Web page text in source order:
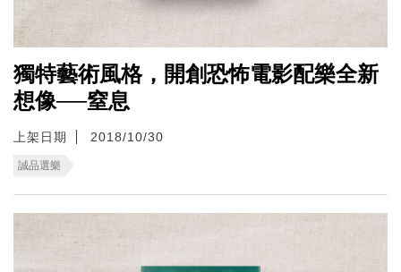
獨特藝術風格，開創恐怖電影配樂全新
想像──窒息
上架日期 2018/10/30
誠品選樂